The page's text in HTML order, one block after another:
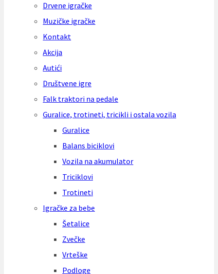
Drvene igračke
Muzičke igračke
Kontakt
Akcija
Autići
Društvene igre
Falk traktori na pedale
Guralice, trotineti, tricikli i ostala vozila
Guralice
Balans biciklovi
Vozila na akumulator
Triciklovi
Trotineti
Igračke za bebe
Šetalice
Zvečke
Vrteške
Podloge